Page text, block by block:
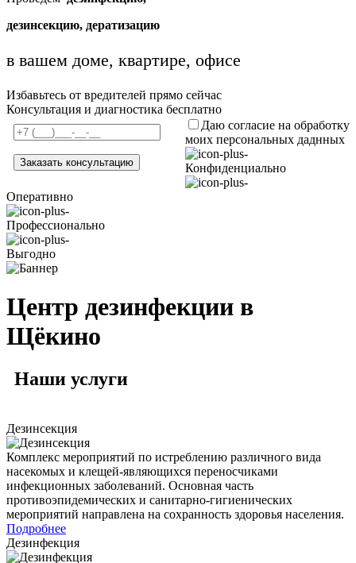
дезинсекцию, дератизацию
в вашем доме, квартире, офисе
Избавьтесь от вредителей прямо сейчас
Консультация и диагностика бесплатно
Даю согласие на обработку
моих персональных даднных
Конфиденциально
Оперативно
Профессионально
Выгодно
Центр дезинфекции в
Щёкино
Наши услуги
Дезинсекция
Комплекс мероприятий по истреблению различного вида
насекомых и клещей-являющихся переносчиками
инфекционных заболеваний. Основная часть
противоэпидемических и санитарно-гигиенических
мероприятий направлена на сохранность здоровья населения.
Подробнее
Дезинфекция